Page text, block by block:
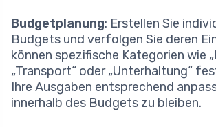
Budgetplanung: Erstellen Sie
Budgets und verfolgen Sie deren
können spezifische Kategorien wie
„Transport“ oder „Unterhaltung“
Ihre Ausgaben entsprechend
innerhalb des Budgets zu bleiben.